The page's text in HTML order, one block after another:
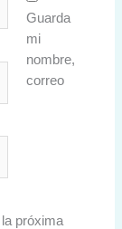
Guarda
mi
nombre,
correo
próxima